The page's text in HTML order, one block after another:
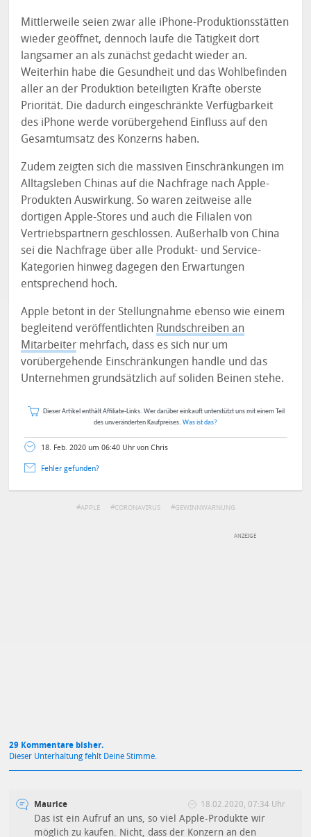
Mittlerweile seien zwar alle iPhone-Produktionsstätten
wieder geöffnet, dennoch laufe die Tätigkeit dort
langsamer an als zunächst gedacht wieder an.
Weiterhin habe die Gesundheit und das Wohlbefinden
aller an der Produktion beteiligten Kräfte oberste
Priorität. Die dadurch eingeschränkte Verfügbarkeit
des iPhone werde vorübergehend Einfluss auf den
Gesamtumsatz des Konzerns haben.
Zudem zeigten sich die massiven Einschränkungen im
Alltagsleben Chinas auf die Nachfrage nach Apple-
Produkten Auswirkung. So waren zeitweise alle
dortigen Apple-Stores und auch die Filialen von
Vertriebspartnern geschlossen. Außerhalb von China
sei die Nachfrage über alle Produkt- und Service-
Kategorien hinweg dagegen den Erwartungen
entsprechend hoch.
Apple betont in der Stellungnahme ebenso wie einem
begleitend veröffentlichten Rundschreiben an
Mitarbeiter mehrfach, dass es sich nur um
vorübergehende Einschränkungen handle und das
Unternehmen grundsätzlich auf soliden Beinen stehe.
Dieser Artikel enthält Affiliate-Links. Wer darüber einkauft unterstützt uns mit einem Teil
des unveränderten Kaufpreises. Was ist das?
18. Feb. 2020 um 06:40 Uhr von Chris
Fehler gefunden?
APPLE CORONAVIRUS GEWINNWARNUNG
29 Kommentare bisher.
Dieser Unterhaltung fehlt Deine Stimme.
Maurice 18.02.2020, 07:34 Uhr
Das ist ein Aufruf an uns, so viel Apple-Produkte wir
möglich zu kaufen. Nicht, dass der Konzern an den